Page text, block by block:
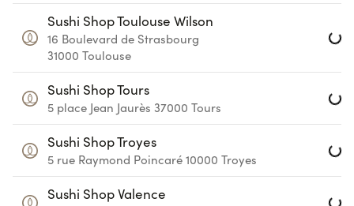
Sushi Shop Toulouse Wilson
16 Boulevard de Strasbourg
31000 Toulouse
Sushi Shop Tours
5 place Jean Jaurès 37000 Tours
Sushi Shop Troyes
5 rue Raymond Poincaré 10000 Troyes
Sushi Shop Valence